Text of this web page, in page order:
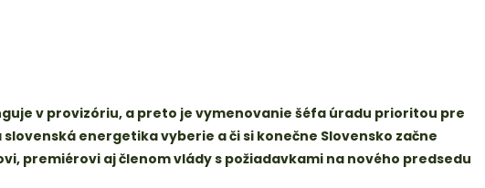
v provizóriu, a preto je vymenovanie šéfa úradu prioritou pre
energetika vyberie a či si konečne Slovensko začne
premiérovi aj členom vlády s požiadavkami na nového predsedu